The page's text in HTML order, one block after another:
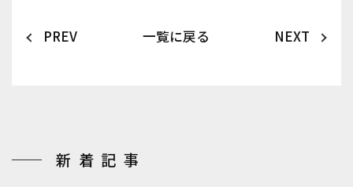
PREV 一覧に戻る NEXT
新着記事